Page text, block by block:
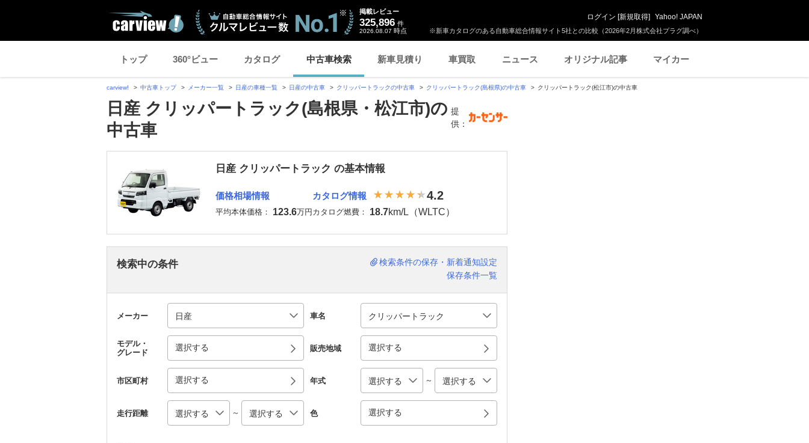
※新車カタログのある自動車総合情報サイト5社との比較（2026年2月株式会社プラグ調べ）
掲載レビュー
325,896 件
2026.08.07 時点
ログイン [新規取得] Yahoo! JAPAN
トップ 360°ビュー カタログ 中古車検索 新車見積り 車買取 ニュース オリジナル記事 マイカー
carview! 中古車トップ メーカー一覧 日産の車種一覧 日産の中古車 クリッパートラックの中古車 クリッパートラック(島根県)の中古車 クリッパートラック(松江市)の中古車
日産 クリッパートラック(島根県・松江市)の
中古車
提
供：
日産 クリッパートラック の基本情報
価格相場情報
平均本体価格： 123.6万円
カタログ情報 4.2
カタログ燃費： 18.7km/L（WLTC）
検索中の条件
検索条件の保存・新着通知設定
保存条件一覧
メーカー 車名
モデル・
グレード
選択する 販売地域 選択する
市区町村 選択する 年式 ～
走行距離 ～ 色 選択する